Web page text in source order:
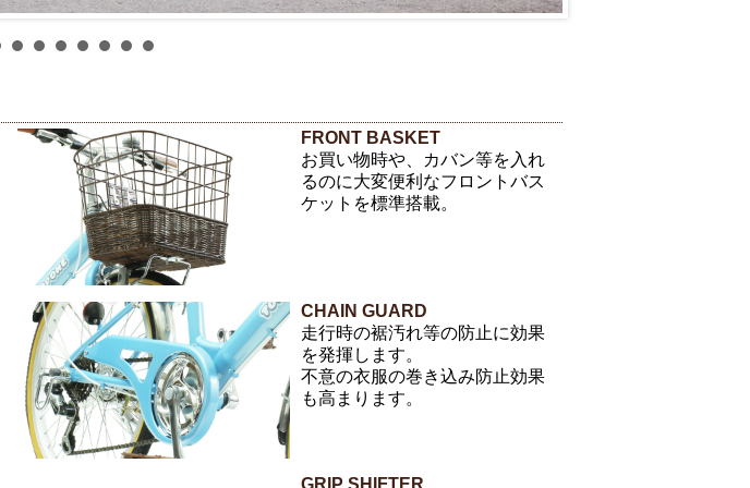
FRONT BASKET
お買い物時や、カバン等を入れ
るのに大変便利なフロントバス
ケットを標準搭載。
CHAIN GUARD
走行時の裾汚れ等の防止に効果
を発揮します。
不意の衣服の巻き込み防止効果
も高まります。
GRIP SHIFTER